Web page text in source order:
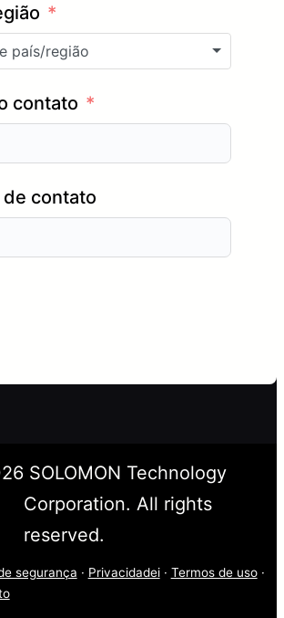
país/região
contato
contato
SOLOMON Technology
Corporation. All rights
reserved.
segurança · Privacidadei· Termos de uso·